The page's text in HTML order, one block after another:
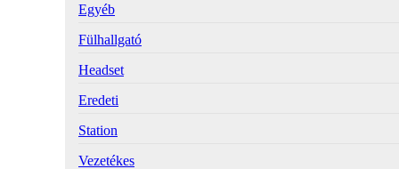
Egyéb
Fülhallgató
Headset
Eredeti
Station
Vezetékes